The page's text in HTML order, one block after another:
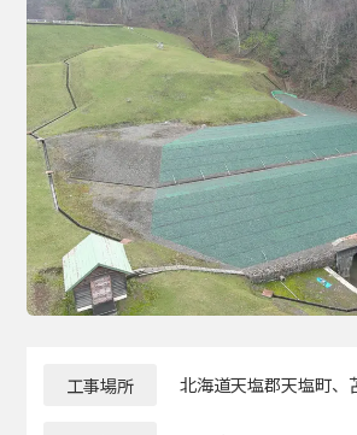
工事場所 北海道天塩郡天塩町、